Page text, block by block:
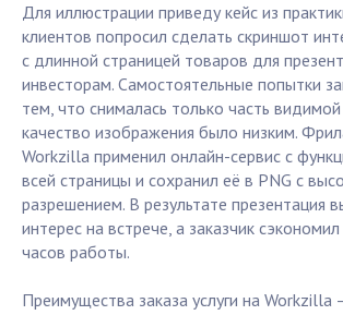
Для иллюстрации приведу кейс из
клиентов попросил сделать скриншот
с длинной страницей товаров для
инвесторам. Самостоятельные попытки
тем, что снималась только часть
качество изображения было низким.
Workzilla применил онлайн-сервис с
всей страницы и сохранил её в PNG с
разрешением. В результате презентация
интерес на встрече, а заказчик
часов работы.
Преимущества заказа услуги на Workzilla